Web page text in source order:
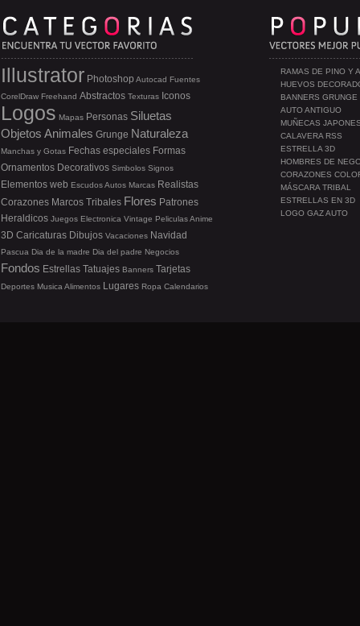
RAMAS DE PINO Y
HUEVOS
BANNERS GRUNGE
AUTO ANTIGUO
MUÑECAS
CALAVERA RSS
ESTRELLA 3D
HOMBRES DE
CORAZONES
MÁSCARA TRIBAL
ESTRELLAS EN 3D
LOGO GAZ AUTO
Illustrator Photoshop Autocad Fuentes
CorelDraw Freehand Abstractos Texturas Iconos
Logos Mapas Personas Siluetas
Objetos Animales Grunge Naturaleza
Manchas y Gotas Fechas especiales Formas
Ornamentos Decorativos Simbolos Signos
Elementos web EscudosAutos Marcas Realistas
Corazones Marcos Tribales Flores Patrones
Heraldicos Juegos Electronica Vintage PeliculasAnime
3D Caricaturas Dibujos Vacaciones Navidad
Pascua Dia de la madre Dia del padre Negocios
Fondos Estrellas Tatuajes Banners Tarjetas
Deportes Musica Alimentos Lugares Ropa Calendarios